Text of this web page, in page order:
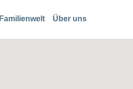
Familienwelt Über uns